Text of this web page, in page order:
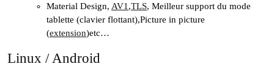
Material Design, AV1 ,TLS, Meilleur support du mode
tablette (clavier flottant),Picture in picture
(extension)etc…
Linux / Android